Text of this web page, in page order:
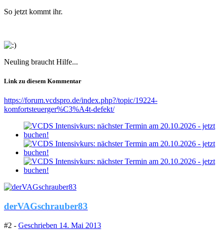
So jetzt kommt ihr.
Neuling braucht Hilfe...
Link zu diesem Kommentar
https://forum.vcdspro.de/index.php?/topic/19224-
komfortsteuerger%C3%A4t-defekt/
derVAGschrauber83
#2 - Geschrieben 14. Mai 2013